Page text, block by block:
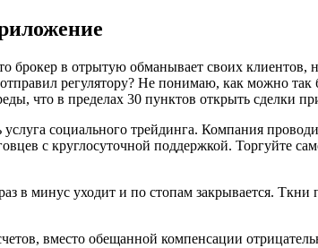
в отрытую обманывает своих клиентов,
регулятору? Не понимаю, как можно
что в пределах 30 пунктов открыть сделки
социального трейдинга. Компания
с круглосуточной поддержкой. Торгуйте
в минус уходит и по стопам закрывается.
вместо обещанной компенсации